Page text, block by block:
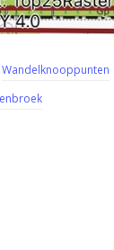
Wandelknooppunten